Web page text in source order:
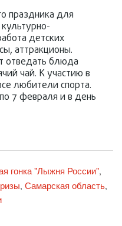
праздника для
детских
аттракционы.
отведать блюда
чай. К участию в
любители спорта.
7 февраля и в день
гонка "Лыжня России",
, Самарская область,